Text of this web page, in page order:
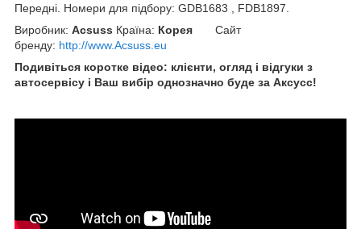
Передні. Номери для підбору: GDB1683 , FDB1897.
Виробник: Acsuss Країна: Корея
Сайт
бренду: http://www.Acsuss.eu
Подивіться коротке відео: клієнти, огляд і відгуки з
автосервісу і Ваш вибір однозначно буде за Aксусс!